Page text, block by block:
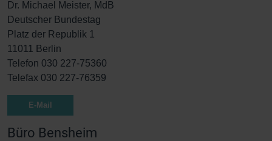
Dr. Michael Meister, MdB
Deutscher Bundestag
Platz der Republik 1
11011 Berlin
Telefon 030 227-75360
Telefax 030 227-76359
E-Mail
Büro Bensheim